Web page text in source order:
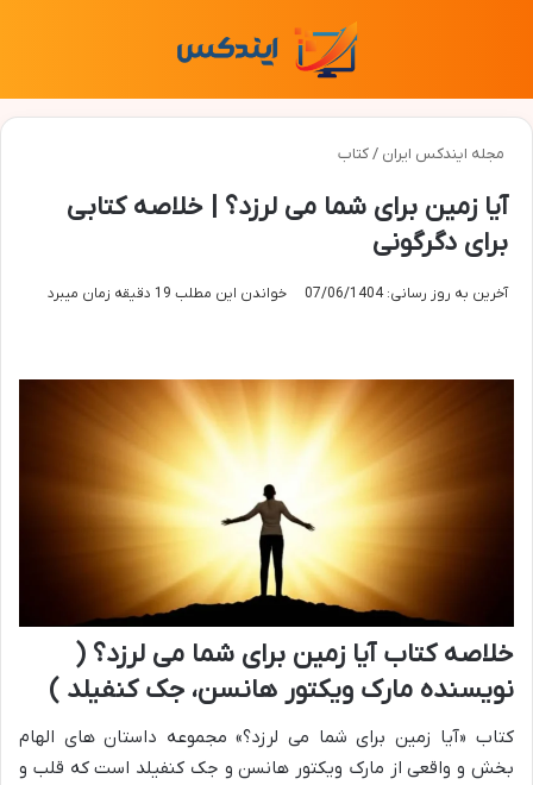
مجله ایندکس ایران /کتاب
آیا زمین برای شما می لرزد؟ | خلاصه کتابی
برای دگرگونی
آخرین به روز رسانی: 07/06/1404 خواندن این مطلب 19 دقیقه زمان میبرد
خلاصه کتاب آیا زمین برای شما می لرزد؟ (
نویسنده مارک ویکتور هانسن، جک کنفیلد )
کتاب «آیا زمین برای شما می لرزد؟» مجموعه داستان های الهام
بخش و واقعی از مارک ویکتور هانسن و جک کنفیلد است که قلب و